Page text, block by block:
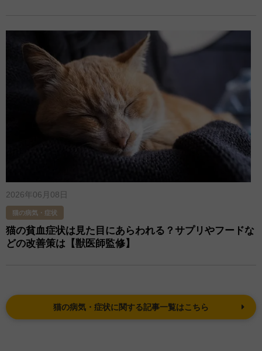
2026年06月08日
猫の病気・症状
猫の貧血症状は見た目にあらわれる？サプリやフードな
どの改善策は【獣医師監修】
猫の病気・症状に関する記事一覧はこちら